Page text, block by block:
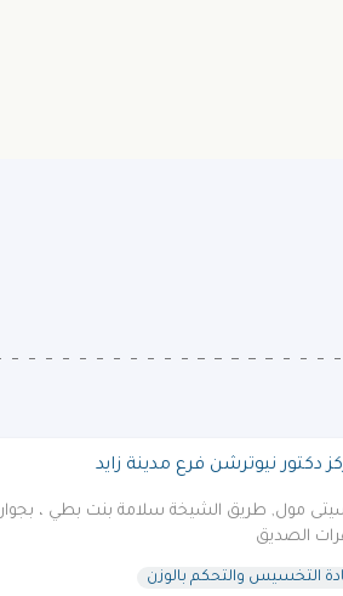
دكتور نيوترشن فرع مدينة زايد
مول, طريق الشيخة سلامة بنت بطي ، بجوار
الصديق
التخسيس والتحكم بالوزن